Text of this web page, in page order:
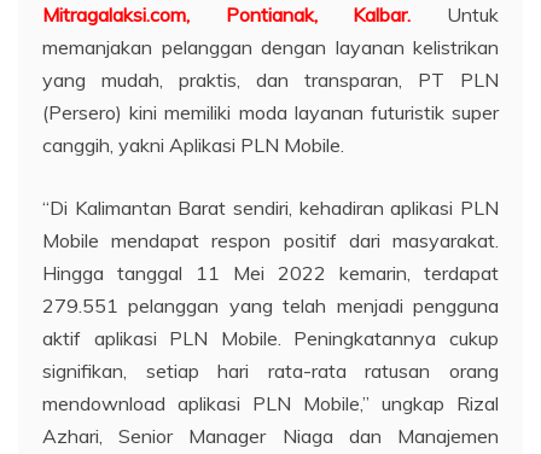
Mitragalaksi.com, Pontianak, Kalbar. Untuk
memanjakan pelanggan dengan layanan kelistrikan
yang mudah, praktis, dan transparan, PT PLN
(Persero) kini memiliki moda layanan futuristik super
canggih, yakni Aplikasi PLN Mobile.
“Di Kalimantan Barat sendiri, kehadiran aplikasi PLN
Mobile mendapat respon positif dari masyarakat.
Hingga tanggal 11 Mei 2022 kemarin, terdapat
279.551 pelanggan yang telah menjadi pengguna
aktif aplikasi PLN Mobile. Peningkatannya cukup
signifikan, setiap hari rata-rata ratusan orang
mendownload aplikasi PLN Mobile,” ungkap Rizal
Azhari, Senior Manager Niaga dan Manajemen